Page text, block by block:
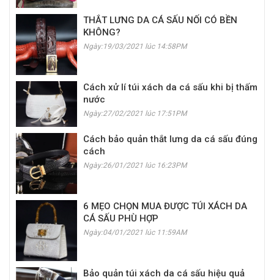
THẮT LƯNG DA CÁ SẤU NỐI CÓ BỀN
KHÔNG?
Ngày:19/03/2021 lúc 14:58PM
Cách xử lí túi xách da cá sấu khi bị thấm
nước
Ngày:27/02/2021 lúc 17:51PM
Cách bảo quản thắt lưng da cá sấu đúng
cách
Ngày:26/01/2021 lúc 16:23PM
6 MẸO CHỌN MUA ĐƯỢC TÚI XÁCH DA
CÁ SẤU PHÙ HỢP
Ngày:04/01/2021 lúc 11:59AM
Bảo quản túi xách da cá sấu hiệu quả